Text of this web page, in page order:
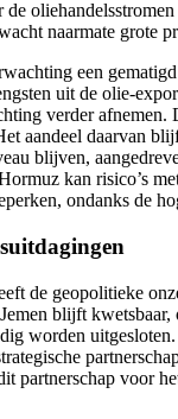
naarmate grote
een
uit de olie-
verder
aandeel daarvan
blijven,
kan risico’s
ondanks de
de geopolitieke
blijft
worden
partnerschap voor